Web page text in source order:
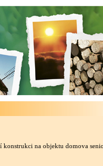
na objektu domova